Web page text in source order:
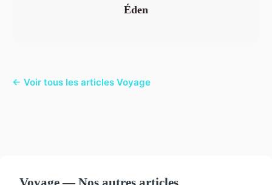
Éden
← Voir tous les articles Voyage
Voyage — Nos autres articles